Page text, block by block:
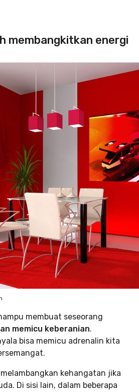
membangkitkan energi
membuat seseorang
memicu keberanian.
bisa memicu adrenalin kita
kehangatan jika
Di sisi lain, dalam beberapa